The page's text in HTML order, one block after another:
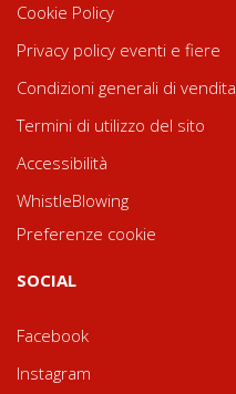
Cookie Policy
Privacy policy eventi e fiere
Condizioni generali di vendita
Termini di utilizzo del sito
Accessibilità
WhistleBlowing
Preferenze cookie
SOCIAL
Facebook
Instagram